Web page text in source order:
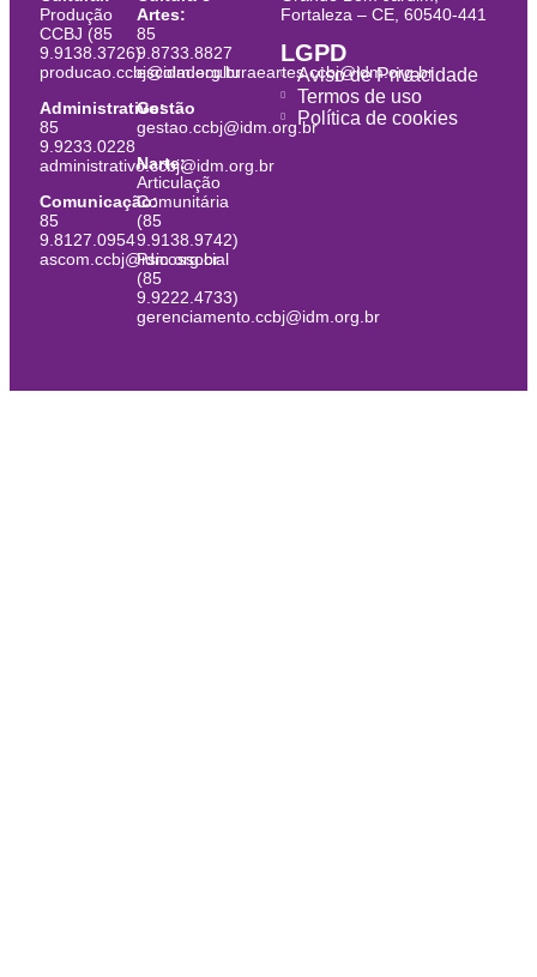
Produção
CCBJ (85
9.9138.3726)
producao.ccbj@idm.org.br
Administrativo:
85
9.9233.0228
administrativo.ccbj@idm.org.br
Comunicação:
85
9.8127.0954
ascom.ccbj@idm.org.br
Artes:
85
9.8733.8827
escoladeculturaeartes.ccbj@idm.org.br
Gestão
gestao.ccbj@idm.org.br
Narte:
Articulação
Comunitária
(85
9.9138.9742)
Psicossocial
(85
9.9222.4733)
gerenciamento.ccbj@idm.org.br
Fortaleza – CE, 60540-441
LGPD
Aviso de Privacidade
Termos de uso
Política de cookies